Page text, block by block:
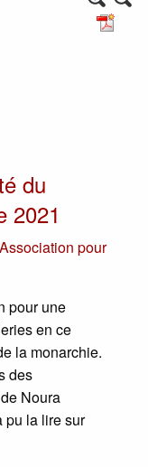
du
2021
Association pour
pour une
en ce
la monarchie.
des
Noura
pu la lire sur